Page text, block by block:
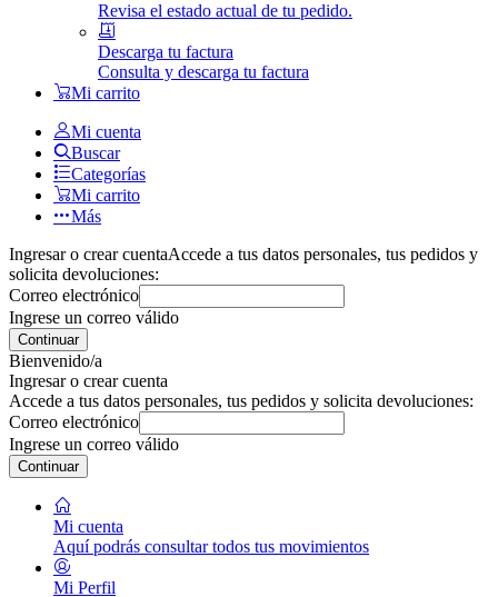
Revisa el estado actual de tu pedido.
Descarga tu factura
Consulta y descarga tu factura
Mi carrito
Mi cuenta
Buscar
Categorías
Mi carrito
Más
Ingresar o crear cuentaAccede a tus datos personales, tus pedidos y
solicita devoluciones:
Correo electrónico
Ingrese un correo válido
Continuar
Bienvenido/a
Ingresar o crear cuenta
Accede a tus datos personales, tus pedidos y solicita devoluciones:
Correo electrónico
Ingrese un correo válido
Continuar
Mi cuenta
Aquí podrás consultar todos tus movimientos
Mi Perfil